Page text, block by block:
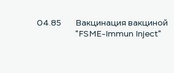
04.85
Вакцинация вакциной
"FSME-Immun Inject"